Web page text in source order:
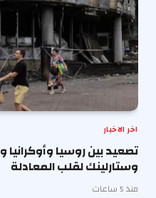
اخر الاخبار
تصعيد بين روسيا
وستارلينك لقلب المعادلة
منذ 5 ساعات